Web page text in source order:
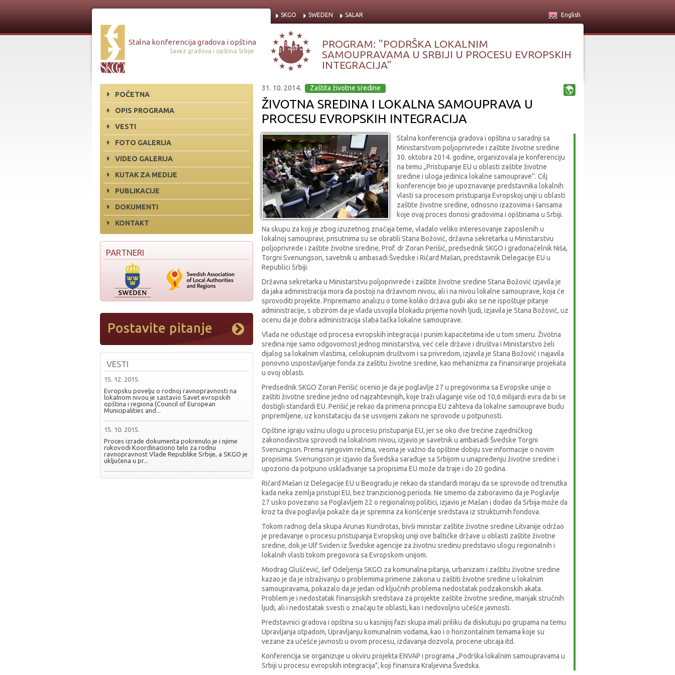
Stalna konferencija gradova i opština
Savez gradova i opština Srbije
SKGO SWEDEN SALAR English
PROGRAM: "PODRŠKA LOKALNIM
SAMOUPRAVAMA U SRBIJI U PROCESU EVROPSKIH
INTEGRACIJA"
POČETNA
OPIS PROGRAMA
VESTI
FOTO GALERIJA
VIDEO GALERIJA
KUTAK ZA MEDIJE
PUBLIKACIJE
DOKUMENTI
KONTAKT
PARTNERI
VESTI
15. 12. 2015.
Evropsku povelju o rodnoj ravnopravnosti na
lokalnom nivou je sastavio Savet evropskih
opština i regiona (Council of European
Municipalities and...
15. 10. 2015.
Proces izrade dokumenta pokrenulo je i njime
rukovodi Koordinaciono telo za rodnu
ravnopravnost Vlade Republike Srbije, a SKGO je
uključena u pr...
31. 10. 2014. Zaštita životne sredine
ŽIVOTNA SREDINA I LOKALNA SAMOUPRAVA U
PROCESU EVROPSKIH INTEGRACIJA
Stalna konferencija gradova i opština u saradnji sa
Ministarstvom poljoprivrede i zaštite životne sredine
30. oktobra 2014. godine, organizovala je konferenciju
na temu „Pristupanje EU u oblasti zaštite životne
sredine i uloga jedinica lokalne samouprave''. Cilj
konferencije bio je upoznavanje predstavnika lokalnih
vlasti sa procesom pristupanja Evropskoj uniji u oblasti
zaštite životne sredine, odnosno izazovima i šansama
koje ovaj proces donosi gradovima i opštinama u Srbiji.
Na skupu za koji je zbog izuzetnog značaja teme, vladalo veliko interesovanje zaposlenih u
lokalnoj samoupravi, prisutnima su se obratili Stana Božović, državna sekretarka u Ministarstvu
poljoprivrede i zaštite životne sredine, Prof. dr Zoran Perišić, predsednik SKGO i gradonačelnik Niša,
Torgni Svenungson, savetnik u ambasadi Švedske i Ričard Mašan, predstavnik Delegacije EU u
Republici Srbiji.
Državna sekretarka u Ministarstvu poljoprivrede i zaštite životne sredine Stana Božović izjavila je
da jaka administracija mora da postoji na državnom nivou, ali i na nivou lokalne samouprave, koja će
sprovoditi projekte. Pripremamo analizu o tome koliko država gubi ako se ne ispoštuje pitanje
administracije, s obzirom da je vlada usvojila blokadu prijema novih ljudi, izjavila je Stana Božović, uz
ocenu da je dobra administracija slaba tačka lokalne samouprave.
Vlada ne odustaje od procesa evropskih integracija i punim kapacitetima ide u tom smeru. Životna
sredina nije samo odgovornost jednog ministarstva, već cele države i društva i Ministarstvo želi
dijalog sa lokalnim vlastima, celokupnim društvom i sa privredom, izjavila je Stana Božović i najavila
ponovno uspostavljanje fonda za zaštitu životne sredine, kao mehanizma za finansiranje projekata
u ovoj oblasti.
Predsednik SKGO Zoran Perišić ocenio je da je poglavlje 27 u pregovorima sa Evropske unije o
zaštiti životne sredine jedno od najzahtevnijih, koje traži ulaganje više od 10,6 milijardi evra da bi se
dostigli standardi EU. Perišić je rekao da primena principa EU zahteva da lokalne samouprave budu
pripremljene, uz konstataciju da se usvojeni zakoni ne sprovode u potpunosti.
Opštine igraju važnu ulogu u procesu pristupanja EU, jer se oko dve trećine zajedničkog
zakonodavstva sprovodi na lokalnom nivou, izjavio je savetnik u ambasadi Švedske Torgni
Svenungson. Prema njegovim rečima, veoma je važno da opštine dobiju sve informacije o novim
propisima. Svenungson je izjavio da Švedska sarađuje sa Srbijom u unapređenju životne sredine i
upozorio da potpuno usklađivanje sa propisima EU može da traje i do 20 godina.
Ričard Mašan iz Delegacije EU u Beogradu je rekao da standardi moraju da se sprovode od trenutka
kada neka zemlja pristupi EU, bez tranzicionog perioda. Ne smemo da zaboravimo da je Poglavlje
27 usko povezano sa Poglavljem 22 o regionalnoj politici, izjavio je Mašan i dodao da Srbija može da
kroz ta dva poglavlja pokaže da je spremna za korišćenje sredstava iz strukturnih fondova.
Tokom radnog dela skupa Arunas Kundrotas, bivši ministar zaštite životne sredine Litvanije održao
je predavanje o procesu pristupanja Evropskoj uniji ove baltičke države u oblasti zaštite životne
sredine, dok je Ulf Sviden iz Švedske agencije za životnu sredinu predstavio ulogu regionalnih i
lokalnih vlasti tokom pregovora sa Evropskom unijom.
Miodrag Gluščević, šef Odeljenja SKGO za komunalna pitanja, urbanizam i zaštitu životne sredine
kazao je da je istraživanju o problemima primene zakona u zaštiti životne sredine u lokalnim
samoupravama, pokazalo da je jedan od ključnih problema nedostatak podzakonskih akata.
Problem je i nedostatak finansijskih sredstava za projekte zaštite životne sredine, manjak stručnih
ljudi, ali i nedostatak svesti o značaju te oblasti, kao i nedovoljno učešće javnosti.
Predstavnici gradova i opština su u kasnijoj fazi skupa imali priliku da diskutuju po grupama na temu
Upravljanja otpadom, Upravljanju komunalnim vodama, kao i o horizontalnim temama koje su
vezane za učešće javnosti u ovom procesu, izdavanja dozvola, procene uticaja itd.
Konferencija se organizuje u okviru projekta ENVAP i programa „Podrška lokalnim samoupravama u
Srbiji u procesu evropskih integracija", koji finansira Kraljevina Švedska.